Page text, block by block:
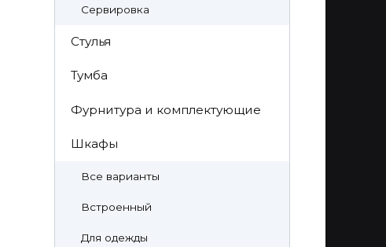
Сервировка
Стулья
Тумба
Фурнитура и комплектующие
Шкафы
Все варианты
Встроенный
Для одежды